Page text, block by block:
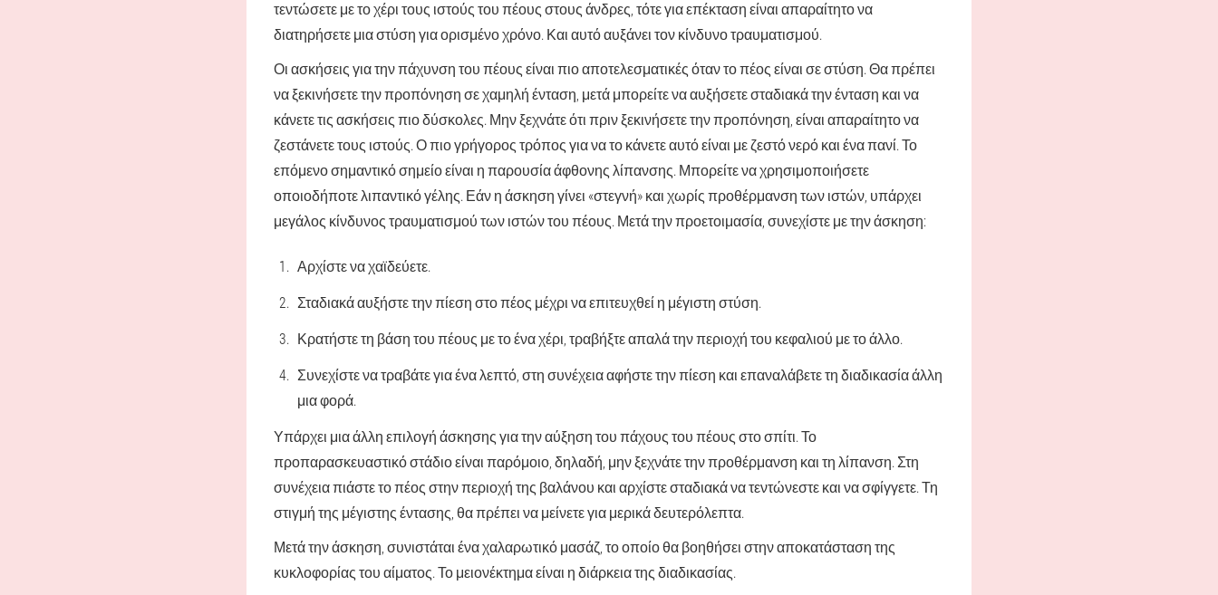
τεντώσετε με το χέρι τους ιστούς του πέους στους άνδρες, τότε για επέκταση είναι απαραίτητο να
διατηρήσετε μια στύση για ορισμένο χρόνο. Και αυτό αυξάνει τον κίνδυνο τραυματισμού.
Οι ασκήσεις για την πάχυνση του πέους είναι πιο αποτελεσματικές όταν το πέος είναι σε στύση. Θα πρέπει
να ξεκινήσετε την προπόνηση σε χαμηλή ένταση, μετά μπορείτε να αυξήσετε σταδιακά την ένταση και να
κάνετε τις ασκήσεις πιο δύσκολες. Μην ξεχνάτε ότι πριν ξεκινήσετε την προπόνηση, είναι απαραίτητο να
ζεστάνετε τους ιστούς. Ο πιο γρήγορος τρόπος για να το κάνετε αυτό είναι με ζεστό νερό και ένα πανί. Το
επόμενο σημαντικό σημείο είναι η παρουσία άφθονης λίπανσης. Μπορείτε να χρησιμοποιήσετε
οποιοδήποτε λιπαντικό γέλης. Εάν η άσκηση γίνει «στεγνή» και χωρίς προθέρμανση των ιστών, υπάρχει
μεγάλος κίνδυνος τραυματισμού των ιστών του πέους. Μετά την προετοιμασία, συνεχίστε με την άσκηση:
Αρχίστε να χαϊδεύετε.
Σταδιακά αυξήστε την πίεση στο πέος μέχρι να επιτευχθεί η μέγιστη στύση.
Κρατήστε τη βάση του πέους με το ένα χέρι, τραβήξτε απαλά την περιοχή του κεφαλιού με το άλλο.
Συνεχίστε να τραβάτε για ένα λεπτό, στη συνέχεια αφήστε την πίεση και επαναλάβετε τη διαδικασία άλλη
μια φορά.
Υπάρχει μια άλλη επιλογή άσκησης για την αύξηση του πάχους του πέους στο σπίτι. Το
προπαρασκευαστικό στάδιο είναι παρόμοιο, δηλαδή, μην ξεχνάτε την προθέρμανση και τη λίπανση. Στη
συνέχεια πιάστε το πέος στην περιοχή της βαλάνου και αρχίστε σταδιακά να τεντώνεστε και να σφίγγετε. Τη
στιγμή της μέγιστης έντασης, θα πρέπει να μείνετε για μερικά δευτερόλεπτα.
Μετά την άσκηση, συνιστάται ένα χαλαρωτικό μασάζ, το οποίο θα βοηθήσει στην αποκατάσταση της
κυκλοφορίας του αίματος. Το μειονέκτημα είναι η διάρκεια της διαδικασίας.